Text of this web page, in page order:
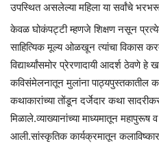
उपस्थित असलेल्या महिला या सर्वांचे
केवळ घोकंपट्टी म्हणजे शिक्षण नसून प्रत्येक
साहित्यिक मूल्य ओळखून त्यांचा विकास
विद्यार्थ्यांसमोर प्रेरणादायी आदर्श ठेवणे हे
कविसंमेलनातून मुलांना पाठ्यपुस्तकातील
कथाकारांच्या तोंडून दर्जेदार कथा
मिळाले.व्याख्यानांच्या माध्यमातून महापुरूष
आली.सांस्कृतिक कार्यक्रमातून